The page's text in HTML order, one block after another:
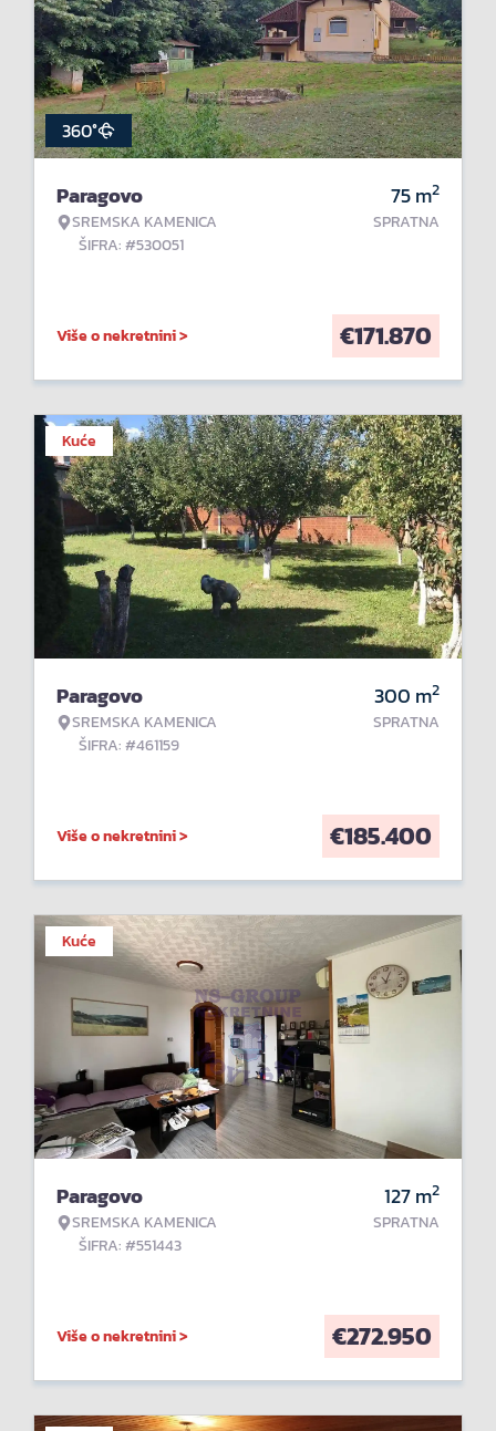
360°
Paragovo
SREMSKA KAMENICA
ŠIFRA: #530051
75m2
SPRATNA
Više o nekretnini > €171.870
Kuće
Paragovo
SREMSKA KAMENICA
ŠIFRA: #461159
300 m2
SPRATNA
Više o nekretnini > €185.400
Kuće
Paragovo
SREMSKA KAMENICA
ŠIFRA: #551443
127m2
SPRATNA
Više o nekretnini > €272.950